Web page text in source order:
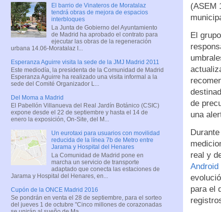
(ASEM
El
de
una
real y
Android
para el
El barrio de Vinateros de Moratalaz
tendrá obras de mejora de espacios
interbloques
La Junta de Gobierno del Ayuntamiento
de Madrid ha aprobado el contrato para
ejecutar las obras de la regeneración
urbana 14.06-Moratalaz I...
Esperanza Aguirre visita la sede de la JMJ Madrid 2011
Este mediodía, la presidenta de la Comunidad de Madrid
Esperanza Aguirre ha realizado una visita informal a la
sede del Comité Organizador L...
Del Moma a Madrid
El Pabellón Villanueva del Real Jardín Botánico (CSIC)
expone desde el 22 de septiembre y hasta el 14 de
enero la exposición, On-Site, del M...
Un eurotaxi para usuarios con movilidad
reducida de la línea 7b de Metro entre
Jarama y Hospital del Henares
La Comunidad de Madrid pone en
marcha un servicio de transporte
adaptado que conecta las estaciones de
Jarama y Hospital del Henares, en...
Cupón de la ONCE Madrid 2016
Se pondrán en venta el 28 de septiembre, para el sorteo
del jueves 1 de octubre "Cinco millones de corazonadas